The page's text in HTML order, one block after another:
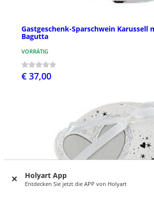
Holyart App
Entdecken Sie jetzt die APP von Holyart
Gastgeschenk-Sparschwein Karussell
Bagutta
VORRÄTIG
€ 37,00